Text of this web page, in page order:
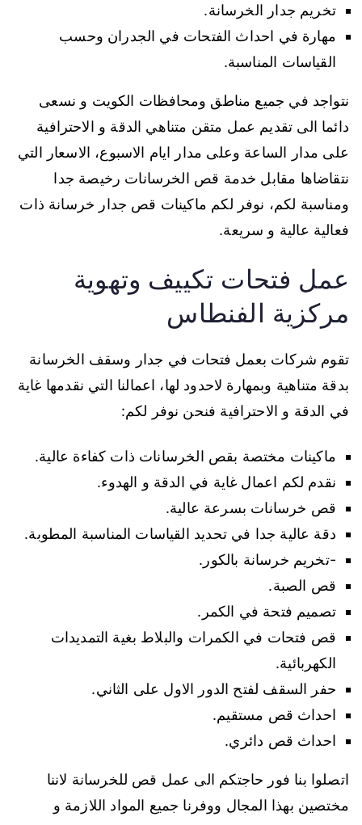
تخريم جدار الخرسانة.
مهارة في احداث الفتحات في الجدران وحسب
القياسات المناسبة.
نتواجد في جميع مناطق ومحافظات الكويت و نسعى
دائما الى تقديم عمل متقن متناهي الدقة و الاحترافية
على مدار الساعة وعلى مدار ايام الاسبوع، الاسعار التي
نتقاضاها مقابل خدمة قص الخرسانات رخيصة جدا
ومناسبة لكم، نوفر لكم ماكينات قص جدار خرسانة ذات
فعالية عالية و سريعة.
عمل فتحات تكييف وتهوية
مركزية الفنطاس
تقوم شركات بعمل فتحات في جدار وسقف الخرسانة
بدقة متناهية وبمهارة لاحدود لها، اعمالنا التي نقدمها غاية
في الدقة و الاحترافية فنحن نوفر لكم:
ماكينات مختصة بقص الخرسانات ذات كفاءة عالية.
نقدم لكم اعمال غاية في الدقة و الهدوء.
قص خرسانات بسرعة عالية.
دقة عالية جدا في تحديد القياسات المناسبة المطوبة.
-تخريم خرسانة بالكور.
قص الصبة.
تصميم فتحة في الكمر.
قص فتحات في الكمرات والبلاط بغية التمديدات
الكهربائية.
حفر السقف لفتح الدور الاول على الثاني.
احداث قص مستقيم.
احداث قص دائري.
اتصلوا بنا فور حاجتكم الى عمل قص للخرسانة لاننا
مختصين بهذا المجال ووفرنا جميع المواد اللازمة و